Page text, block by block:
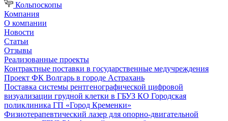
Кольпоскопы
Компания
О компании
Новости
Статьи
Отзывы
Реализованные проекты
Контрактные поставки в государственные медучреждения
Проект ФК Волгарь в городе Астрахань
Поставка системы рентгенографической цифровой
визуализации грудной клетки в ГБУЗ КО Городская
поликлиника ГП «Город Кременки»
Физиотерапевтический лазер для опорно-двигательной